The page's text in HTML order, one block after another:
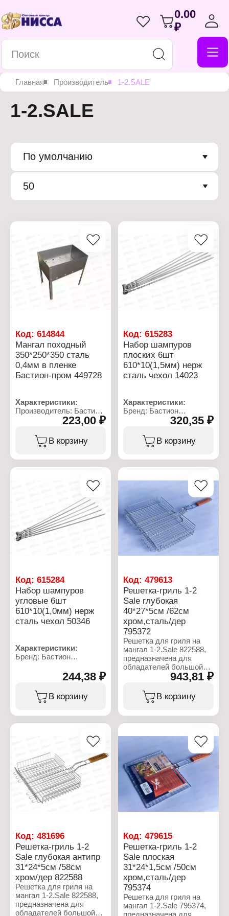
0.00
₽
Главная Производитель 1-2.SALE
1-2.SALE
По умолчанию
50
Код: 614844
Мангал походный
350*250*350 сталь
0,4мм в пленке
Бастион-пром 449728
Характеристики:
Производитель: Бастион
Тип товара: Мангал
Конструкция: разборный
Вид упаковки: в пленке
223,00 ₽
В корзину
Код:615283
Набор шампуров
плоских 6шт
610*10(1,5мм) нерж
сталь чехол 14023
Характеристики:
Бренд: Бастион
Артикул: 14023
шампуров
Форма: плоские
Материал: нержавеющая
сталь
Упаковка: в чехле
Количество: 6 шт
320,35 ₽
В корзину
Код: 615284
Набор шампуров
угловые 6шт
610*10(1,0мм) нерж
сталь чехол 50346
Характеристики:
Бренд: Бастион
Тип товара: Набор
Форма: плоские
Длина: 610 мм
Толщина стали: 1 мм
Материал: нержавеющая
Количество: 6 шт
244,38 ₽
В корзину
Код:479613
Решетка-гриль 1-2
Sale глубокая
40*27*5см /62см
хром,сталь/дер
795372
Решетка для гриля на
мангал 1-2.Sale 822588,
предназначена для
обладателей большой
семьи, дружной
компании или просто
любителей барбекю и
блюд, приготовленных
рыбы, мяса, курицы,
Решетка изготовлена из
пищевой нержавеющей
стали. Такая решетка
долговечна и легка в
использовании. Ручка
выполнена из дерева,
она не нагревается и
удобна в использовании.
фиксирует
предотвращает верхнюю
часть от раскрытия.
Решетка для гриля
идеально подходит для
любого мангала и
позволит с легкостью
приготовить различные
блюда (овощи или рыбу,
грибы, сочный стейк из
943,81 ₽
В корзину
Код: 481696
Решетка-гриль 1-2
Sale глубокая антипр
31*24*5см /58см
хром/дер 822588
Решетка для гриля на
мангал 1-2.Sale 822588,
предназначена для
обладателей большой
Код:479615
Решетка-гриль 1-2
Sale плоская
31*24*1,5см /50см
хром,сталь/дер
795374
Решетка для гриля на
мангал 1-2.Sale 795374,
предназначена для